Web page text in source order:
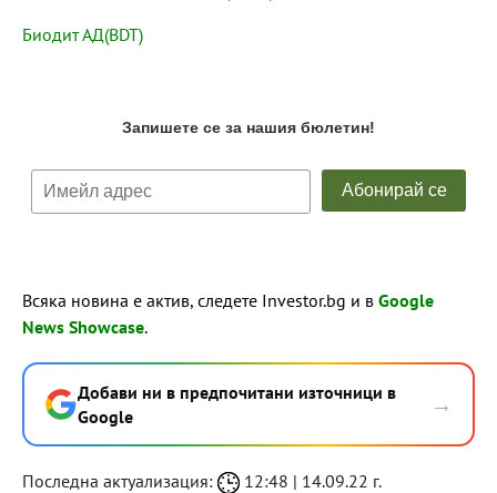
Биодит АД(BDT)
Всяка новина е актив, следете Investor.bg и в Google
News Showcase.
Добави ни в предпочитани източници в
Google
→
Последна актуализация: 12:48 | 14.09.22 г.